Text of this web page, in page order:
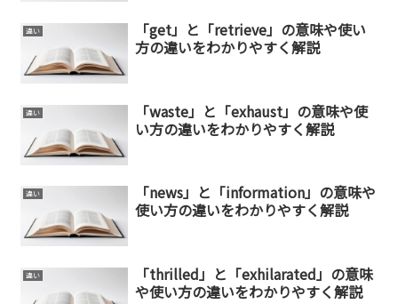
違い
「get」と「retrieve」の意味や使い
方の違いをわかりやすく解説
違い
「waste」と「exhaust」の意味や使
い方の違いをわかりやすく解説
違い
「news」と「information」の意味や
使い方の違いをわかりやすく解説
違い
「thrilled」と「exhilarated」の意味
や使い方の違いをわかりやすく解説